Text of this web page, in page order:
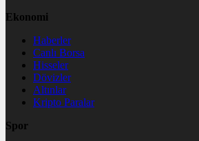
Ekonomi
Haberler
Canlı Borsa
Hisseler
Dövizler
Altınlar
Kripto Paralar
Spor